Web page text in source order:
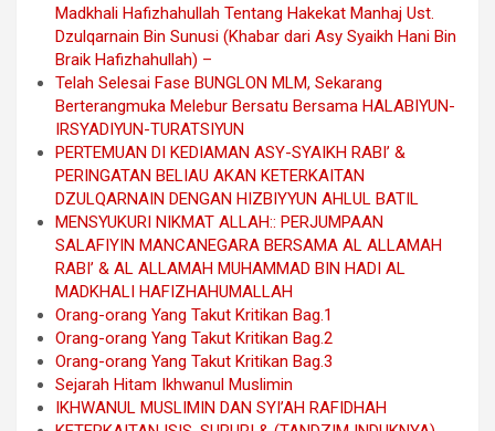
Madkhali Hafizhahullah Tentang Hakekat Manhaj Ust.
Dzulqarnain Bin Sunusi (Khabar dari Asy Syaikh Hani Bin
Braik Hafizhahullah) –
Telah Selesai Fase BUNGLON MLM, Sekarang
Berterangmuka Melebur Bersatu Bersama HALABIYUN-
IRSYADIYUN-TURATSIYUN
PERTEMUAN DI KEDIAMAN ASY-SYAIKH RABI’ &
PERINGATAN BELIAU AKAN KETERKAITAN
DZULQARNAIN DENGAN HIZBIYYUN AHLUL BATIL
MENSYUKURI NIKMAT ALLAH:: PERJUMPAAN
SALAFIYIN MANCANEGARA BERSAMA AL ALLAMAH
RABI’ & AL ALLAMAH MUHAMMAD BIN HADI AL
MADKHALI HAFIZHAHUMALLAH
Orang-orang Yang Takut Kritikan Bag.1
Orang-orang Yang Takut Kritikan Bag.2
Orang-orang Yang Takut Kritikan Bag.3
Sejarah Hitam Ikhwanul Muslimin
IKHWANUL MUSLIMIN DAN SYI’AH RAFIDHAH